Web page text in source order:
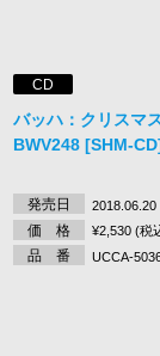
CD
バッハ：クリスマ
BWV248 [SHM-
発売日 2018.06.20
価 格 ¥2,530 (税
品 番 UCCA-